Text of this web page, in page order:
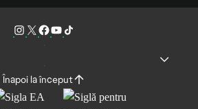
Înapoi la început